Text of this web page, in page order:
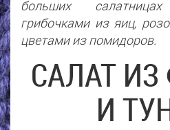
больших
грибочками из яиц,
цветами из помидоров.
САЛАТ
И